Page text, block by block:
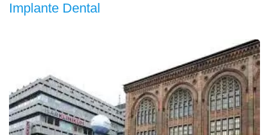
Implante Dental